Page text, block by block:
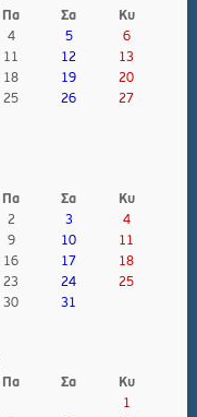
Πα Σα
Κυ
4 5
6
11 12
13
18 19
20
25 26
27
Πα Σα
Κυ
2 3
4
9 10
11
16 17
18
23 24
25
30 31
Πα Σα
Κυ
1